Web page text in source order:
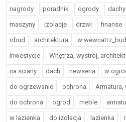
nagrody poradnik ogrody dachy
maszyny izolacje drzwi finanse
obud architektura w wewnatrz_bud
inwestycje Wnętrza, wystrój,
na sciany dach newseria w
do ogrzewanie ochrona Armatura,
do ochrona ogrod meble
w lazienka do izolacja lazienka